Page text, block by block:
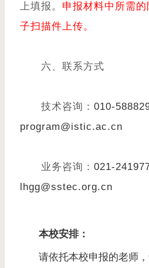
上填报。 申报材料中所需
子扫描件上传。
六、联系方式
技术咨询： 010-
program@istic.ac.cn
业务咨询： 021-
lhgg@sstec.org.cn
本校安排：
请依托本校申报的老师